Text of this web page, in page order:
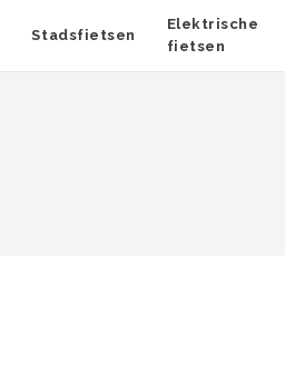
Stadsfietsen
Elektrische
fietsen